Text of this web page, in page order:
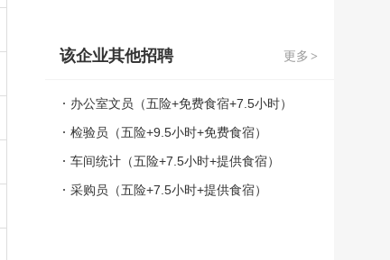
更多 >
该企业其他招聘
办公室文员（五险+免费食宿+7.5小时）
检验员（五险+9.5小时+免费食宿）
车间统计（五险+7.5小时+提供食宿）
采购员（五险+7.5小时+提供食宿）